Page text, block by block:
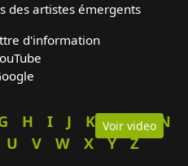
Voir video
des artistes émergents
d'information
H I J K L M
N
U V W X Y Z